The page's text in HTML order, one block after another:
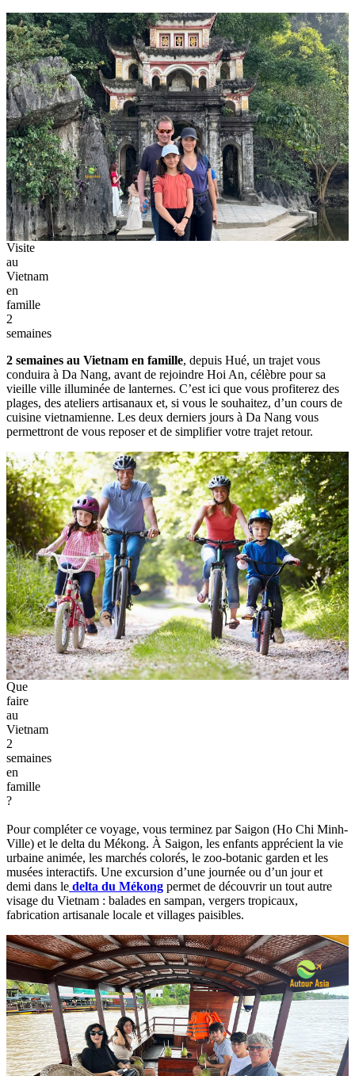
Visite
au
Vietnam
en
famille
2
semaines
2 semaines au Vietnam en famille, depuis Hué, un trajet vous
conduira à Da Nang, avant de rejoindre Hoi An, célèbre pour sa
vieille ville illuminée de lanternes. C’est ici que vous profiterez des
plages, des ateliers artisanaux et, si vous le souhaitez, d’un cours de
cuisine vietnamienne. Les deux derniers jours à Da Nang vous
permettront de vous reposer et de simplifier votre trajet retour.
Que
faire
au
Vietnam
2
semaines
en
famille
?
Pour compléter ce voyage, vous terminez par Saigon (Ho Chi Minh-
Ville) et le delta du Mékong. À Saigon, les enfants apprécient la vie
urbaine animée, les marchés colorés, le zoo-botanic garden et les
musées interactifs. Une excursion d’une journée ou d’un jour et
demi dans le delta du Mékong permet de découvrir un tout autre
visage du Vietnam : balades en sampan, vergers tropicaux,
fabrication artisanale locale et villages paisibles.